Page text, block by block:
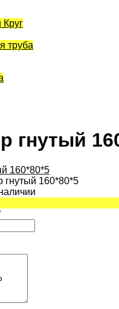
труба
гнутый
гнутый 160*80*5